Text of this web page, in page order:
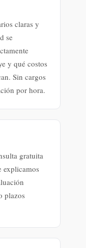
claras y
se
y qué costos
Sin cargos
por hora.
gratuita
explicamos
plazos